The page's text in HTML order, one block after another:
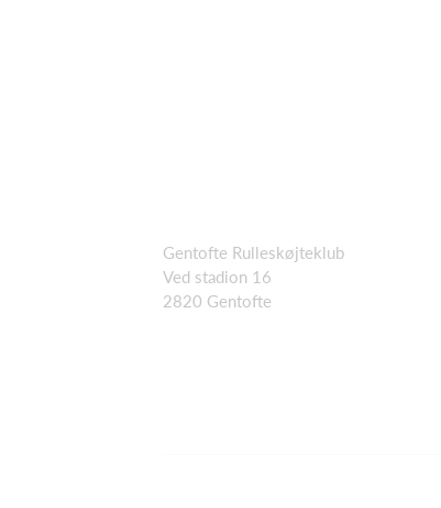
Gentofte Rulleskøjteklub
Ved stadion 16
2820 Gentofte